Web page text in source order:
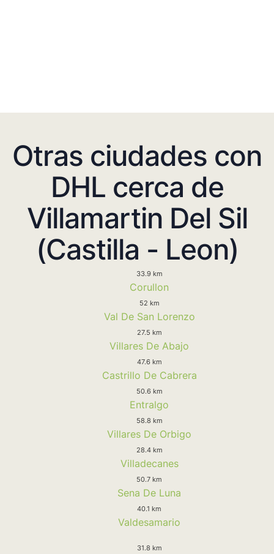
Otras ciudades con
DHL cerca de
Villamartin Del Sil
(Castilla - Leon)
33.9 km
Corullon
52 km
Val De San Lorenzo
27.5 km
Villares De Abajo
47.6 km
Castrillo De Cabrera
50.6 km
Entralgo
58.8 km
Villares De Orbigo
28.4 km
Villadecanes
50.7 km
Sena De Luna
40.1 km
Valdesamario
31.8 km